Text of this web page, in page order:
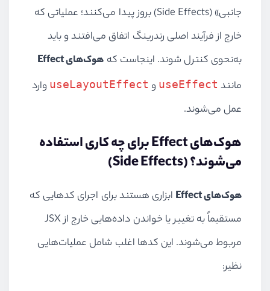
جانبی» (Side Effects) بروز پیدا می‌کنند؛ عملیاتی که
خارج از فرآیند اصلی رندرینگ اتفاق می‌افتند و باید
به‌نحوی کنترل شوند. اینجاست که هوک‌های Effect
مانند useEffect و useLayoutEffect وارد
عمل می‌شوند.
هوک‌های Effect برای چه کاری استفاده
می‌شوند؟ (Side Effects)
هوک‌های Effect
ابزاری هستند برای اجرای کدهایی که
مستقیماً به تغییر یا خواندن داده‌هایی خارج از JSX
مربوط می‌شوند. این کدها اغلب شامل عملیات‌هایی
نظیر: